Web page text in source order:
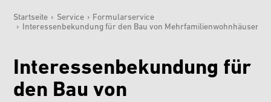
Sie sind hier:
Startseite › Service › Formularservice
› Interessenbekundung für den Bau von Mehrfamilienwohnhäusern
Interessenbekundung für
den Bau von